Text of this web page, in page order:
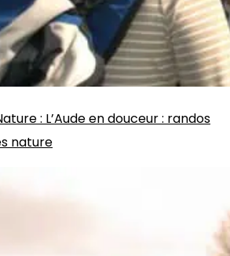
: L’Aude en douceur : randos
nature